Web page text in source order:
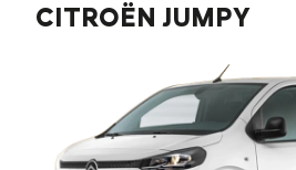
CITROËN JUMPY